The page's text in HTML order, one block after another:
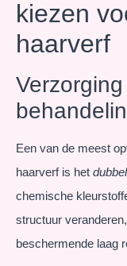
kiezen
haarverf
Een van de meest
haarverf is het
chemische
structuur
beschermende laag